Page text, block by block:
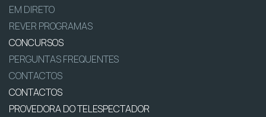
EM DIRETO
REVER PROGRAMAS
CONCURSOS
PERGUNTAS FREQUENTES
CONTACTOS
CONTACTOS
PROVEDORA DO TELESPECTADOR